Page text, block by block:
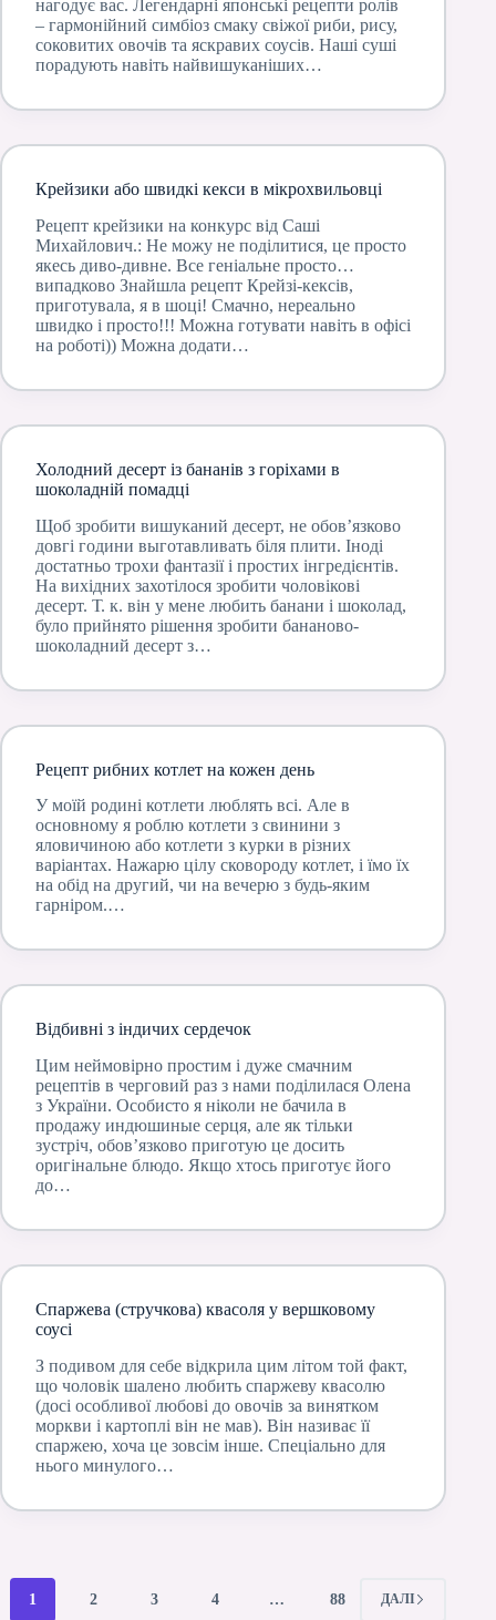
нагодує вас. Легендарні японські рецепти ролів
– гармонійний симбіоз смаку свіжої риби, рису,
соковитих овочів та яскравих соусів. Наші суші
порадують навіть найвишуканіших…
Крейзики або швидкі кекси в мікрохвильовці
Рецепт крейзики на конкурс від Саші
Михайлович.: Не можу не поділитися, це просто
якесь диво-дивне. Все геніальне просто…
випадково Знайшла рецепт Крейзі-кексів,
приготувала, я в шоці! Смачно, нереально
швидко і просто!!! Можна готувати навіть в офісі
на роботі)) Можна додати…
Холодний десерт із бананів з горіхами в
шоколадній помадці
Щоб зробити вишуканий десерт, не обов’язково
довгі години выготавливать біля плити. Іноді
достатньо трохи фантазії і простих інгредієнтів.
На вихідних захотілося зробити чоловікові
десерт. Т. к. він у мене любить банани і шоколад,
було прийнято рішення зробити бананово-
шоколадний десерт з…
Рецепт рибних котлет на кожен день
У моїй родині котлети люблять всі. Але в
основному я роблю котлети з свинини з
яловичиною або котлети з курки в різних
варіантах. Нажарю цілу сковороду котлет, і їмо їх
на обід на другий, чи на вечерю з будь-яким
гарніром.…
Відбивні з індичих сердечок
Цим неймовірно простим і дуже смачним
рецептів в черговий раз з нами поділилася Олена
з України. Особисто я ніколи не бачила в
продажу индюшиные серця, але як тільки
зустріч, обов’язково приготую це досить
оригінальне блюдо. Якщо хтось приготує його
до…
Спаржева (стручкова) квасоля у вершковому
соусі
З подивом для себе відкрила цим літом той факт,
що чоловік шалено любить спаржеву квасолю
(досі особливої любові до овочів за винятком
моркви і картоплі він не мав). Він називає її
спаржею, хоча це зовсім інше. Спеціально для
нього минулого…
1 2 3 4 … 88 ДАЛІ